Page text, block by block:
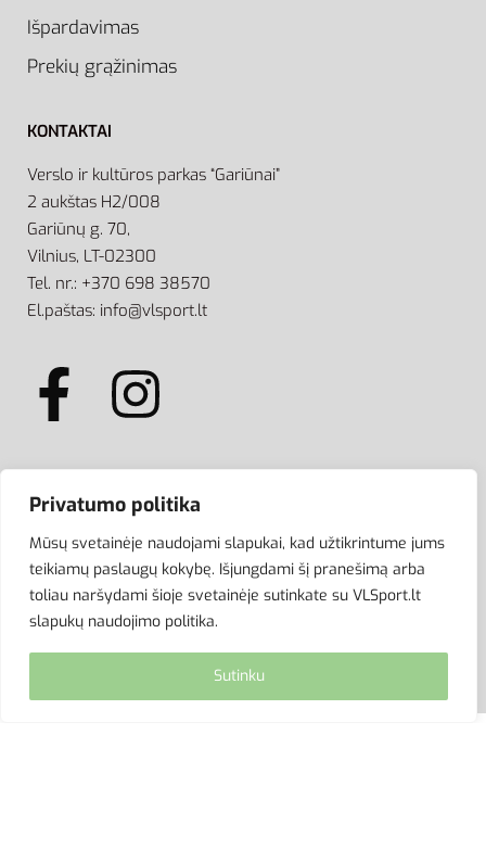
Privatumo politika
Mūsų svetainėje naudojami slapukai, kad užtikrintume jums
teikiamų paslaugų kokybę. Išjungdami šį pranešimą arba
toliau naršydami šioje svetainėje sutinkate su VLSport.lt
slapukų naudojimo politika.
Sutinku
Išpardavimas
Prekių grąžinimas
KONTAKTAI
Verslo ir kultūros parkas “Gariūnai”
2 aukštas H2/008
Gariūnų g. 70,
Vilnius, LT-02300
Tel. nr.: +370 698 38570
El.paštas: info@vlsport.lt